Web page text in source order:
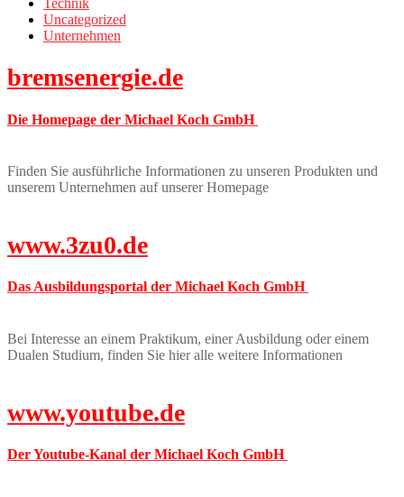
Technik
Uncategorized
Unternehmen
bremsenergie.de
Die Homepage der Michael Koch GmbH
Finden Sie ausführliche Informationen zu unseren Produkten und
unserem Unternehmen auf unserer Homepage
www.3zu0.de
Das Ausbildungsportal der Michael Koch GmbH
Bei Interesse an einem Praktikum, einer Ausbildung oder einem
Dualen Studium, finden Sie hier alle weitere Informationen
www.youtube.de
Der Youtube-Kanal der Michael Koch GmbH